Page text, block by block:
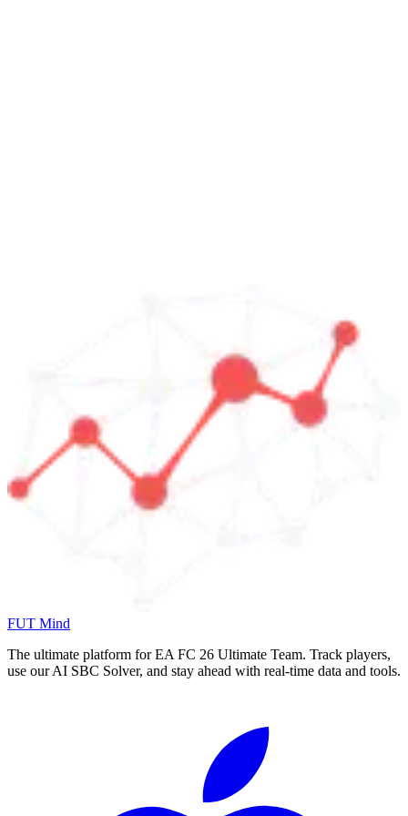
FUT Mind
The ultimate platform for EA FC 26 Ultimate Team. Track players,
use our AI SBC Solver, and stay ahead with real-time data and tools.